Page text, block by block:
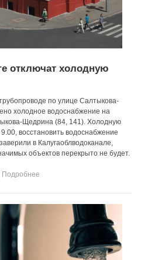
отключат холодную
по улице Салтыкова-
холодное водоснабжение на
Щедрина (84, 141). Холодную
восстановить водоснабжение
в Калугаоблводоканале,
объектов перекрыто не будет.
Подробнее